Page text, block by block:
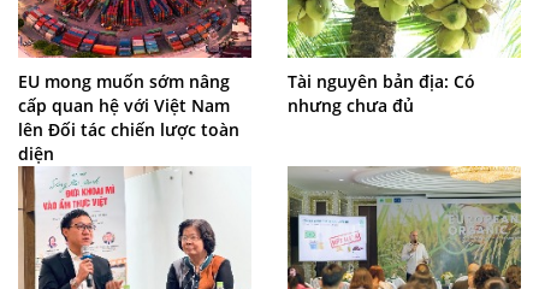
EU mong muốn sớm nâng
cấp quan hệ với Việt Nam
lên Đối tác chiến lược toàn
diện
Tài nguyên bản địa: Có
nhưng chưa đủ